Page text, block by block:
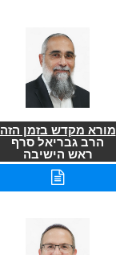
מורא מקדש בזמן הזה
הרב גבריאל סרף
ראש הישיבה